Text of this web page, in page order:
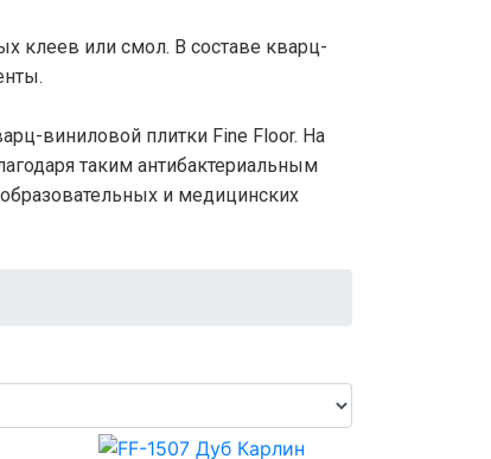
клеев или смол. В составе кварц-
виниловой плитки Fine Floor. На
таким антибактериальным
и медицинских